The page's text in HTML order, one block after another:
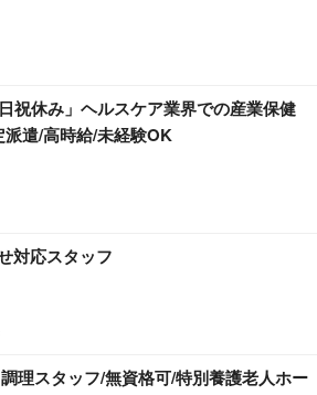
祝休み」ヘルスケア業界での産業保健
遣/高時給/未経験OK
対応スタッフ
調理スタッフ/無資格可/特別養護老人ホー